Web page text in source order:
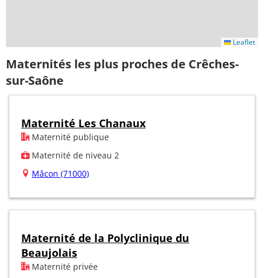
Leaflet
Maternités les plus proches de Crêches-
sur-Saône
Maternité Les Chanaux
Maternité publique
Maternité de niveau 2
Mâcon (71000)
Maternité de la Polyclinique du
Beaujolais
Maternité privée